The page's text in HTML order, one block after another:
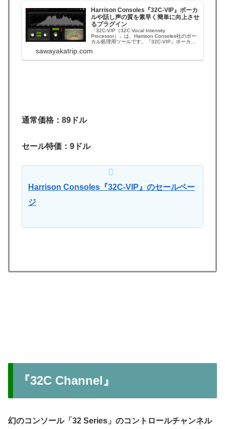
Harrison Consoles『32C-VIP』ボーカ
ルや話し声の質を素早く簡単に向上させ
るプラグイン
「32C-VIP（32C Vocal Intensity
Processor）」は、Harrison Consoles社のボー
カル処理用ツールです。『32C-VIP』ボーカル
イン紹介動画（2分・自動翻訳の日本語字幕可
sawayakatrip.com
通常価格：89ドル
セール特価：9ドル
Harrison Consoles『32C-VIP』のセールペー
ジ
『32C Channel』
幻のコンソール「32 Series」のコントロールチャンネル